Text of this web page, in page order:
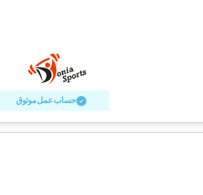
حساب عمل موثوق